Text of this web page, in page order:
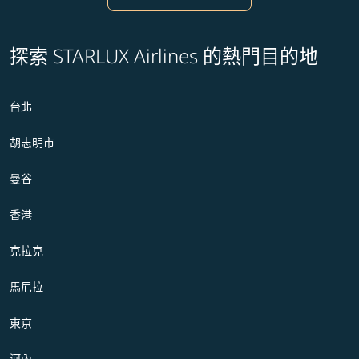
探索 STARLUX Airlines 的熱門目的地
台北
胡志明市
曼谷
香港
克拉克
馬尼拉
東京